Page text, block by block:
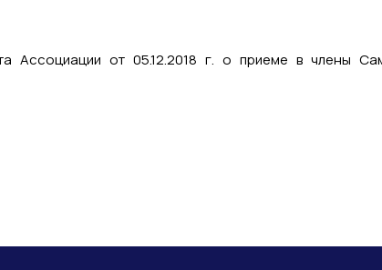
Ассоциации от 05.12.2018 г. о приеме в члены